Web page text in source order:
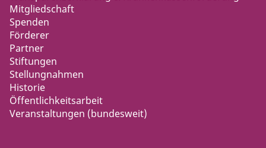
Mitgliedschaft
Spenden
Förderer
Partner
Stiftungen
Stellungnahmen
Historie
Öffentlichkeitsarbeit
Veranstaltungen (bundesweit)